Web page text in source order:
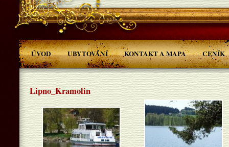
Lipno_Kramolin
ÚVOD UBYTOVÁNÍ KONTAKT A MAPA CENÍK